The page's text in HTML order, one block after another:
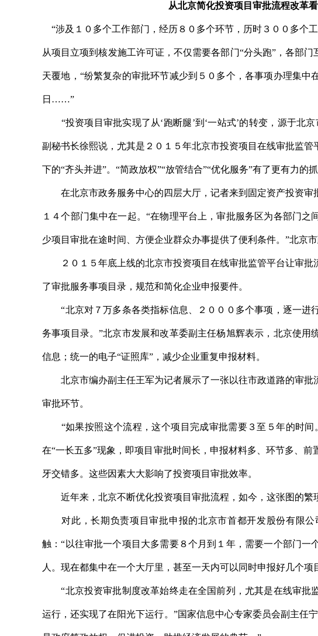
从北京简化投资项目审批流程改革
“涉及１０多个工作部门，经历８０多个环节，历时３００多个
从项目立项到核发施工许可证，不仅需要各部门“分头跑”，各部
天覆地，“纷繁复杂的审批环节减少到５０多个，各事项办理集
日……”
“投资项目审批实现了从‘跑断腿’到‘一站式’的转变，源于北
副秘书长徐熙说，尤其是２０１５年北京市投资项目在线审批监
下的“齐头并进”。“简政放权”“放管结合”“优化服务”有了更有力的抓
在北京市政务服务中心的四层大厅，记者来到固定资产投资审
１４个部门集中在一起。“在物理平台上，审批服务区为各部门
少项目审批在途时间、方便企业群众办事提供了便利条件。”北京
２０１５年底上线的北京市投资项目在线审批监管平台让审批
了审批服务事项目录，规范和简化企业申报要件。
“北京对７万多条各类指标信息、２０００多个事项，逐一进
务事项目录。”北京市发展和改革委副主任杨旭辉表示，北京使用
信息；统一的电子“证照库”，减少企业重复申报材料。
北京市编办副主任王军为记者展示了一张以往市政道路的审批
审批环节。
“如果按照这个流程，这个项目完成审批需要３至５年的时间
在“一长五多”现象，即项目审批时间长，申报材料多、环节多、
牙交错多。这些因素大大影响了投资项目审批效率。
近年来，北京不断优化投资项目审批流程，如今，这张图的繁
对此，长期负责项目审批申报的北京市首都开发股份有限公
触：“以往审批一个项目大多需要８个月到１年，需要一个部门一
人。现在都集中在一个大厅里，甚至一天内可以同时申报好几个项
“北京投资审批制度改革始终走在全国前列，尤其是在线审批
运行，还实现了在阳光下运行。”国家信息中心专家委员会副主任